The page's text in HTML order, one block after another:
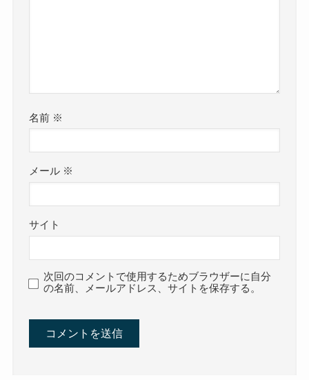
名前 ※
メール ※
サイト
次回のコメントで使用するためブラウザーに自分
の名前、メールアドレス、サイトを保存する。